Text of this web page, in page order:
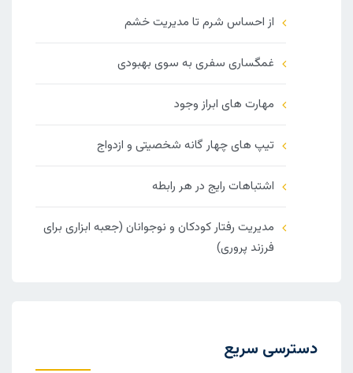
از احساس شرم تا مدیریت خشم
غمگساری سفری به سوی بهبودی
مهارت های ابراز وجود
تیپ های چهار گانه شخصیتی و ازدواج
اشتباهات رایج در هر رابطه
مدیریت رفتار کودکان و نوجوانان (جعبه ابزاری برای
فرزند پروری)
دسترسی سریع